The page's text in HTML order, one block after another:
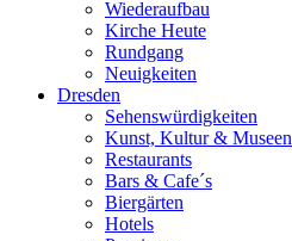
Wiederaufbau
Kirche Heute
Rundgang
Neuigkeiten
Dresden
Sehenswürdigkeiten
Kunst, Kultur & Museen
Restaurants
Bars & Cafe´s
Biergärten
Hotels